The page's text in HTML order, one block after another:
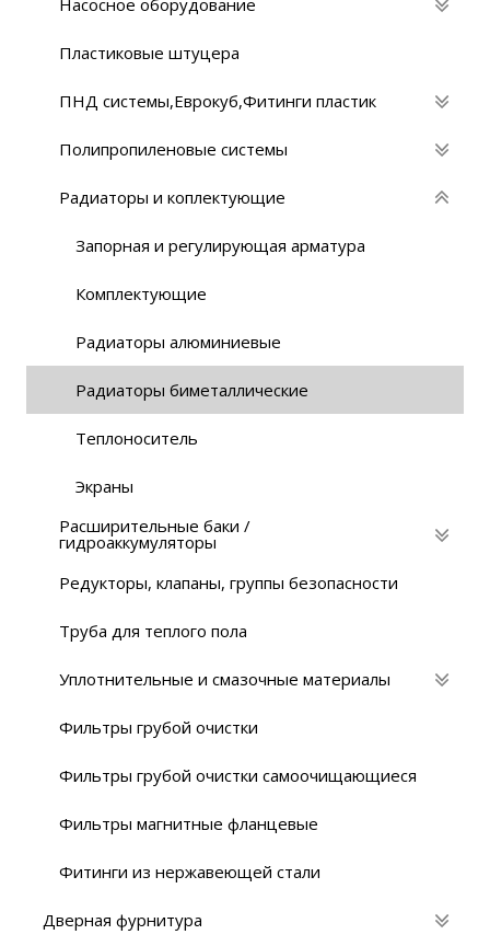
Пластиковые штуцера
ПНД системы,Eврокуб,Фитинги пластик
Полипропиленовые системы
Радиаторы и коплектующие
Запорная и регулирующая арматура
Комплектующие
Радиаторы алюминиевые
Радиаторы биметаллические
Теплоноситель
Экраны
Расширительные баки /
гидроаккумуляторы
Редукторы, клапаны, группы безопасности
Труба для теплого пола
Уплотнительные и смазочные материалы
Фильтры грубой очистки
Фильтры грубой очистки самоочищающиеся
Фильтры магнитные фланцевые
Фитинги из нержавеющей стали
Дверная фурнитура